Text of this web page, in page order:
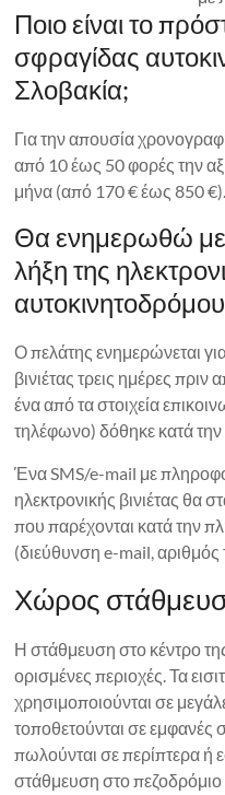
Ποιο είναι το
σφραγίδας
Σλοβακία;
Για την απουσία
από 10 έως 50 φορές την
μήνα (από 170 € έως 850 €).
Θα ενημερωθώ με
λήξη της
Ο πελάτης ενημερώνεται
βινιέτας τρεις ημέρες
ένα από τα στοιχεία
τηλέφωνο) δόθηκε κατά
Ένα SMS/e-mail με
ηλεκτρονικής βινιέτας θα
που παρέχονται κατά την
(διεύθυνση e-mail, αριθμός
Χώρος
Η στάθμευση στο κέντρο
ορισμένες περιοχές. Τα
χρησιμοποιούνται σε
τοποθετούνται σε εμφανές
πωλούνται σε περίπτερα ή
στάθμευση στο πεζοδρόμιο